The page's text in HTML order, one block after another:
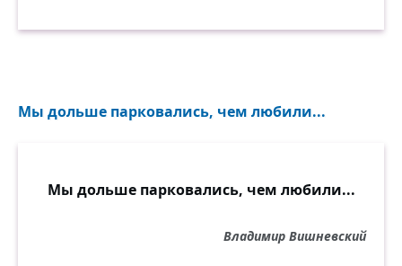
Мы дольше парковались, чем любили...
Мы дольше парковались, чем любили...
Владимир Вишневский